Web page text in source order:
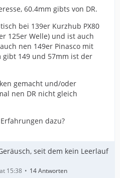
60.4mm gibts von DR.
bei 139er Kurzhub PX80
125er Welle) und ist auch
nen 149er Pinasco mit
gibt 149 und 57mm ist der
gemacht und/oder
nen DR nicht gleich
dazu?
seit dem kein Leerlauf
15:38 14 Antworten